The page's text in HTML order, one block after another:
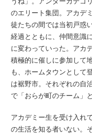
のエリート集団。アカデ
徒たちの間では当初戸惑
経過とともに、仲間意識
に変わっていった。アカ
積極的に催しに参加して
も、ホームタウンとして
は裾野市。それぞれの自
で「おらが町のチーム」
アカデミー生を受け入れ
の生活を知る者いない。